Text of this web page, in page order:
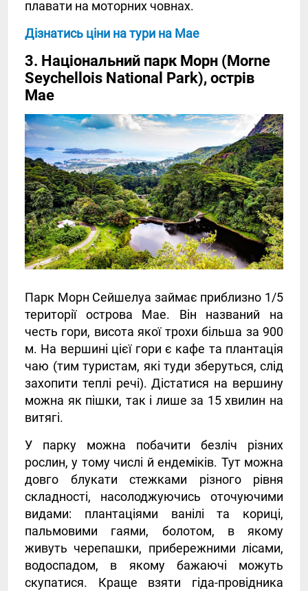
плавати на моторних човнах.
Дізнатись ціни на тури на Мае
3. Національний парк Морн (Morne
Seychellois National Park), острів
Мае
Парк Морн Сейшелуа займає приблизно 1/5
території острова Мае. Він названий на
честь гори, висота якої трохи більша за 900
м. На вершині цієї гори є кафе та плантація
чаю (тим туристам, які туди зберуться, слід
захопити теплі речі). Дістатися на вершину
можна як пішки, так і лише за 15 хвилин на
витягі.
У парку можна побачити безліч різних
рослин, у тому числі й ендеміків. Тут можна
довго блукати стежками різного рівня
складності, насолоджуючись оточуючими
видами: плантаціями ванілі та кориці,
пальмовими гаями, болотом, в якому
живуть черепашки, прибережними лісами,
водоспадом, в якому бажаючі можуть
скупатися. Краще взяти гіда-провідника